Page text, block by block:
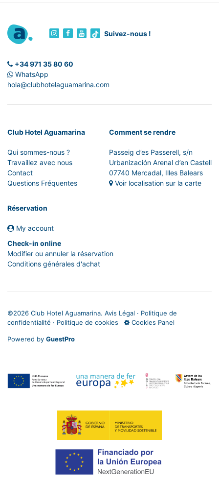
Suivez-nous !
+34 971 35 80 60
WhatsApp
hola@clubhotelaguamarina.com
Club Hotel Aguamarina
Qui sommes-nous ?
Travaillez avec nous
Contact
Questions Fréquentes
Comment se rendre
Passeig d’es Passerell, s/n
Urbanización Arenal d’en Castell
07740 Mercadal, Illes Balears
Voir localisation sur la carte
Réservation
My account
Check-in online
Modifier ou annuler la réservation
Conditions générales d'achat
©2026 Club Hotel Aguamarina. Avis Légal · Politique de
confidentialité · Politique de cookies Cookies Panel
Powered by GuestPro